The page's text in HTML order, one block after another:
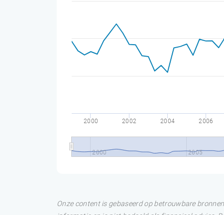
2000 2002 2004 2006
2000 2005
Onze content is gebaseerd op betrouwbare